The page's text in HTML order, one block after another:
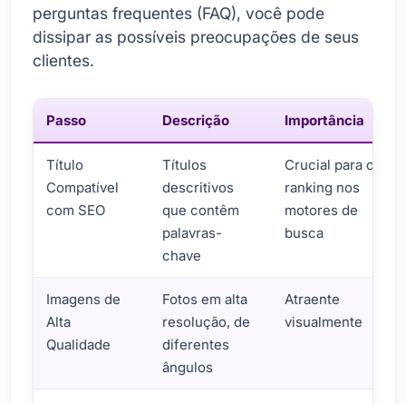
perguntas frequentes (FAQ), você pode
dissipar as possíveis preocupações de seus
clientes.
Passo Descrição Importância
Título
Compatível
com SEO
Títulos
descritivos
que contêm
palavras-
chave
Crucial para o
ranking nos
motores de
busca
Imagens de
Alta
Qualidade
Fotos em alta
resolução, de
diferentes
ângulos
Atraente
visualmente